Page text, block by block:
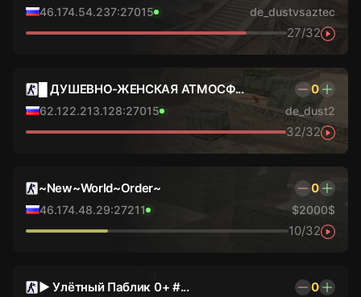
46.174.54.237:27015 de_dustvsaztec
27/32
█ ДУШЕВНО-ЖЕНСКАЯ АТМОСФ... 0
62.122.213.128:27015 de_dust2
32/32
~New~World~Order~ 0
46.174.48.29:27211 $2000$
10/32
► Улётный Паблик 0+ #... 0